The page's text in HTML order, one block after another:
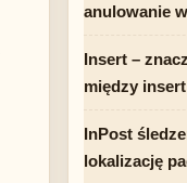
anulowanie
Insert –
między
InPost
lokalizację